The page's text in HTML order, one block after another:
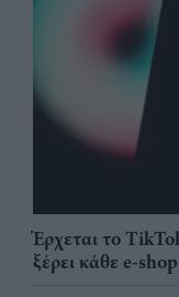
Έρχεται το
ξέρει κάθε e-shop